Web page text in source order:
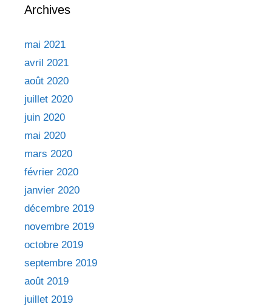
Archives
mai 2021
avril 2021
août 2020
juillet 2020
juin 2020
mai 2020
mars 2020
février 2020
janvier 2020
décembre 2019
novembre 2019
octobre 2019
septembre 2019
août 2019
juillet 2019